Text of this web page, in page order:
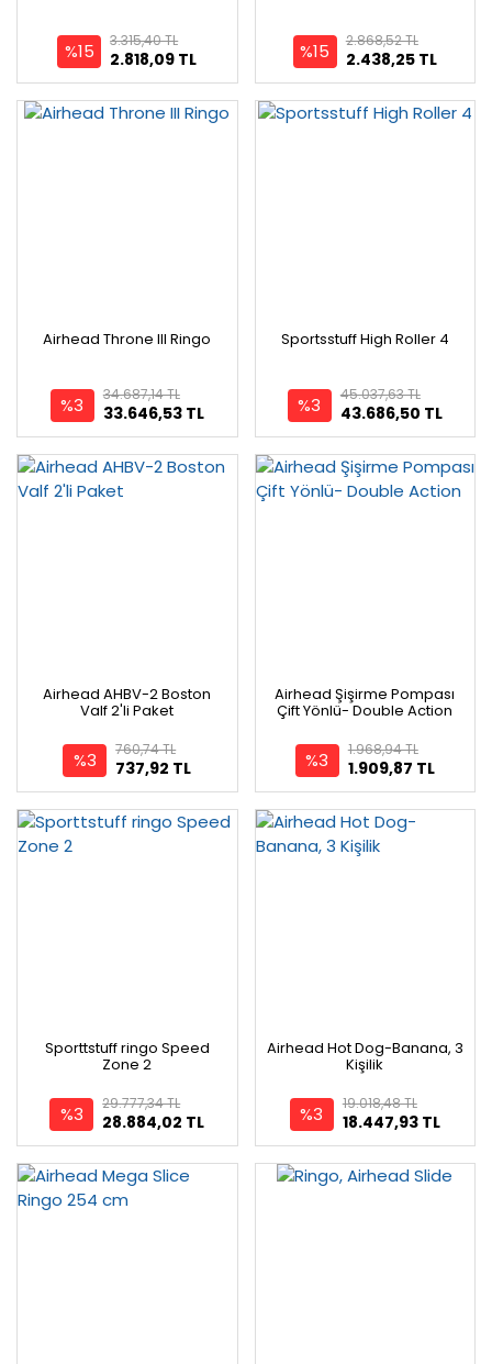
%15 2.818,09 TL
3.315,40 TL %15 2.438,25 TL
2.868,52 TL
Airhead Throne III Ringo
%3 33.646,53 TL
34.687,14 TL
Sportsstuff High Roller 4
%3 43.686,50 TL
45.037,63 TL
Airhead AHBV-2 Boston
Valf 2'li Paket
%3 737,92 TL
760,74 TL
Airhead Şişirme Pompası
Çift Yönlü- Double Action
%3 1.909,87 TL
1.968,94 TL
Sporttstuff ringo Speed
Zone 2
%3 28.884,02 TL
29.777,34 TL
Airhead Hot Dog-Banana, 3
Kişilik
%3 18.447,93 TL
19.018,48 TL